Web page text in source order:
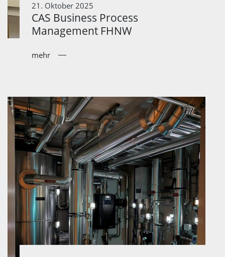
21. Oktober 2025
CAS Business Process
Management FHNW
mehr